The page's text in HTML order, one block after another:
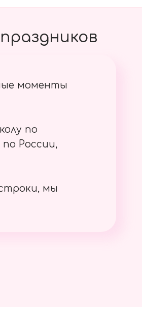
моменты
по
России,
мы